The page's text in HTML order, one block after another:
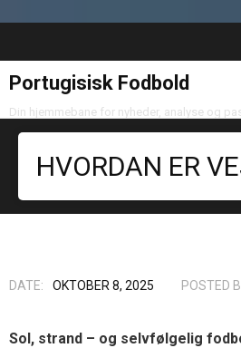
Portugisisk Fodbold
Din hjemmebane for nyheder, analyse og
HVORDAN ER
DATE: OKTOBER 8, 2025 POSTED
Sol, strand – og selvfølgelig